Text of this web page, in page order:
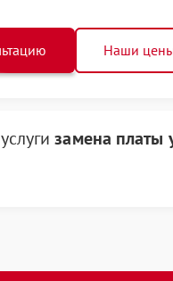
Наши
замена платы